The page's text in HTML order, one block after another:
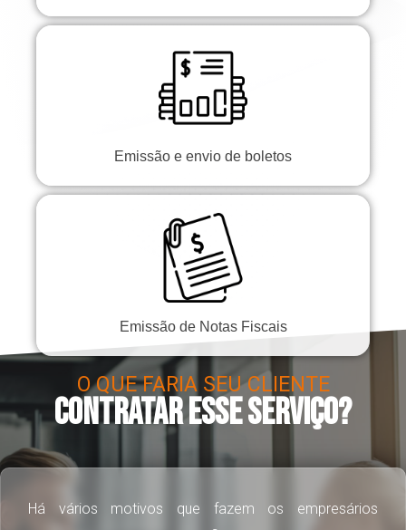
Emissão e envio de boletos
Emissão de Notas Fiscais
O QUE FARIA SEU CLIENTE
CONTRATAR ESSE SERVIÇO?
Há vários motivos que fazem os empresários